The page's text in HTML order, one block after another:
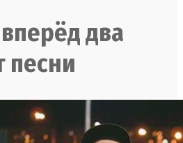
два
песни